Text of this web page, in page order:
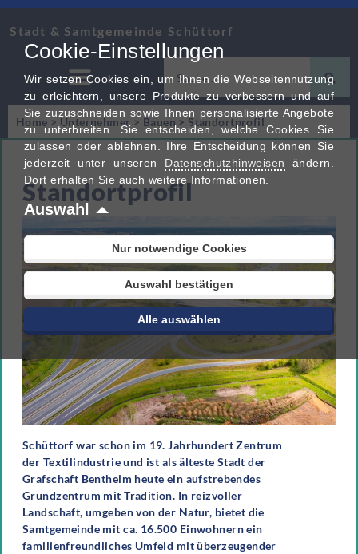
Stadt & Samtgemeinde Schüttorf
Home > Unternehmer > Bauen > Standortprofil
Standortprofil
Schüttorf war schon im 19. Jahrhundert Zentrum
der Textilindustrie und ist als älteste Stadt der
Grafschaft Bentheim heute ein aufstrebendes
Grundzentrum mit Tradition. In reizvoller
Landschaft, umgeben von der Natur, bietet die
Samtgemeinde mit ca. 16.500 Einwohnern ein
familienfreundliches Umfeld mit überzeugender
Cookie-Einstellungen
Wir setzen Cookies ein, um Ihnen die Webseitennutzung
zu erleichtern, unsere Produkte zu verbessern und auf
Sie zuzuschneiden sowie Ihnen personalisierte Angebote
zu unterbreiten. Sie entscheiden, welche Cookies Sie
zulassen oder ablehnen. Ihre Entscheidung können Sie
jederzeit unter unseren Datenschutzhinweisen ändern.
Dort erhalten Sie auch weitere Informationen.
Auswahl
Nur notwendige Cookies
Auswahl bestätigen
Alle auswählen